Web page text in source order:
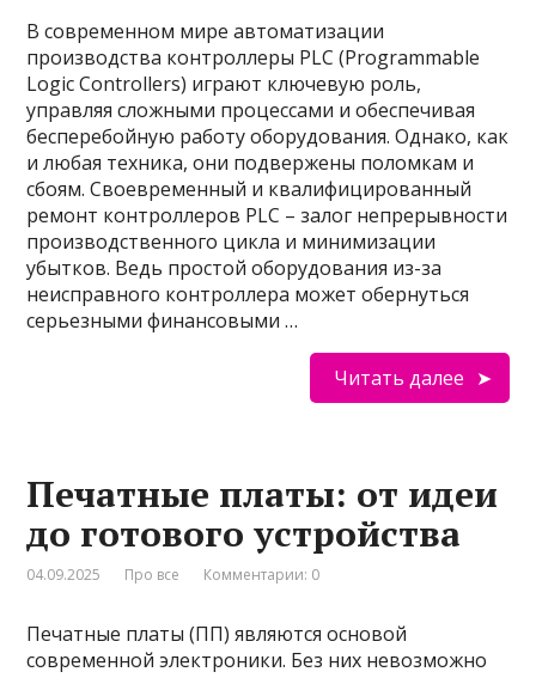
В современном мире автоматизации
производства контроллеры PLC (Programmable
Logic Controllers) играют ключевую роль,
управляя сложными процессами и обеспечивая
бесперебойную работу оборудования. Однако, как
и любая техника, они подвержены поломкам и
сбоям. Своевременный и квалифицированный
ремонт контроллеров PLC – залог непрерывности
производственного цикла и минимизации
убытков. Ведь простой оборудования из-за
неисправного контроллера может обернуться
серьезными финансовыми …
Читать далее
Печатные платы: от идеи
до готового устройства
04.09.2025 Про все Комментарии: 0
Печатные платы (ПП) являются основой
современной электроники. Без них невозможно